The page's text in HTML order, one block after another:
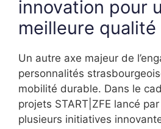
innovation pour
meilleure qualité
Un autre axe majeur de
personnalités
mobilité durable. Dans le
projets START|ZFE lancé par
plusieurs initiatives